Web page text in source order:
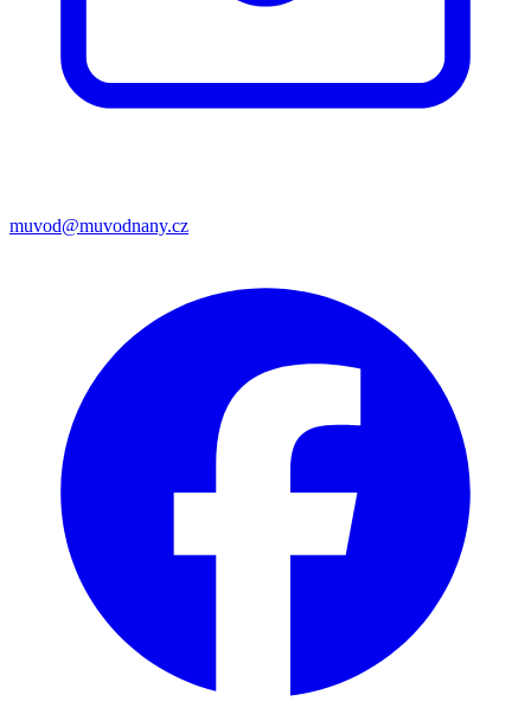
muvod@muvodnany.cz